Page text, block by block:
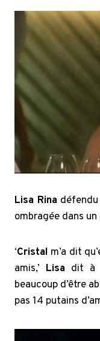
Lisa Rinadéfendu
ombragée dans
‘Cristal m’a dit
amis,’ Lisa dit à
beaucoup d’être
pas 14 putains